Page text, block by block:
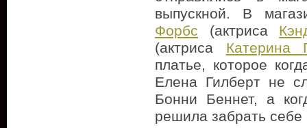
выпускной. В
Форбс (актриса
(актриса Катерина
платье, которое
Елена Гилберт не
Бонни Беннет, а
решила забрать себе